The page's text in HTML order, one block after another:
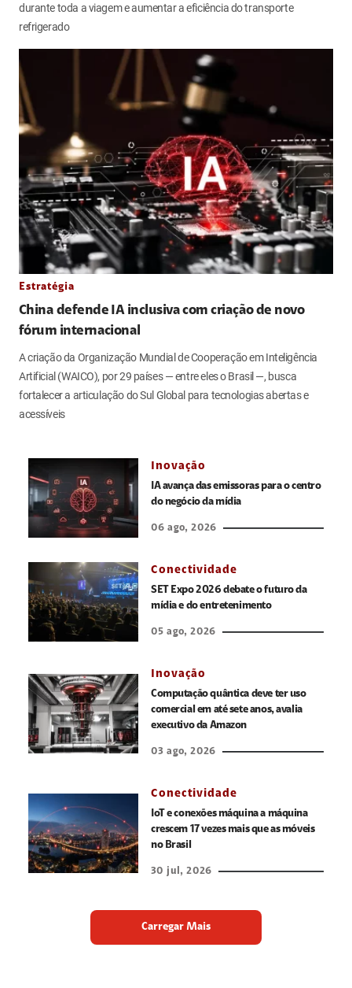
durante toda a viagem e aumentar a eficiência do transporte
refrigerado
Estratégia
China defende IA inclusiva com criação de novo
fórum internacional
A criação da Organização Mundial de Cooperação em Inteligência
Artificial (WAICO), por 29 países — entre eles o Brasil —, busca
fortalecer a articulação do Sul Global para tecnologias abertas e
acessíveis
Inovação
IA avança das emissoras para o centro
do negócio da mídia
06 ago, 2026
Conectividade
SET Expo 2026 debate o futuro da
mídia e do entretenimento
05 ago, 2026
Inovação
Computação quântica deve ter uso
comercial em até sete anos, avalia
executivo da Amazon
03 ago, 2026
Conectividade
IoT e conexões máquina a máquina
crescem 17 vezes mais que as móveis
no Brasil
30 jul, 2026
Carregar Mais